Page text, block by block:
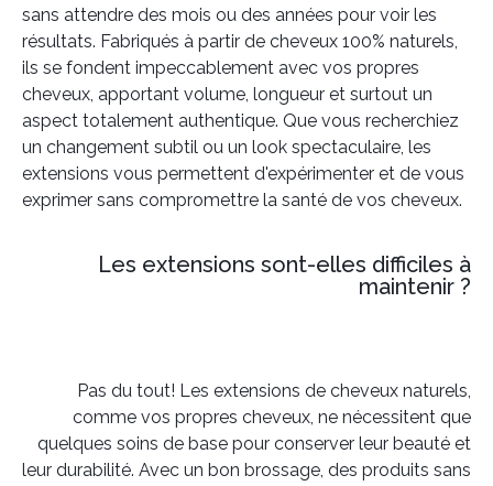
sans attendre des mois ou des années pour voir les
résultats. Fabriqués à partir de cheveux 100% naturels,
ils se fondent impeccablement avec vos propres
cheveux, apportant volume, longueur et surtout un
aspect totalement authentique. Que vous recherchiez
un changement subtil ou un look spectaculaire, les
extensions vous permettent d'expérimenter et de vous
exprimer sans compromettre la santé de vos cheveux.
Les extensions sont-elles difficiles à
maintenir ?
Pas du tout! Les extensions de cheveux naturels,
comme vos propres cheveux, ne nécessitent que
quelques soins de base pour conserver leur beauté et
leur durabilité. Avec un bon brossage, des produits sans